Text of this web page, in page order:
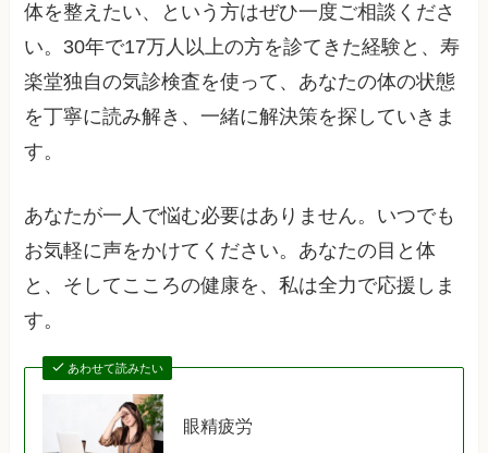
体を整えたい、という方はぜひ一度ご相談くださ
い。30年で17万人以上の方を診てきた経験と、寿
楽堂独自の気診検査を使って、あなたの体の状態
を丁寧に読み解き、一緒に解決策を探していきま
す。
あなたが一人で悩む必要はありません。いつでも
お気軽に声をかけてください。あなたの目と体
と、そしてこころの健康を、私は全力で応援しま
す。
あわせて読みたい
眼精疲労